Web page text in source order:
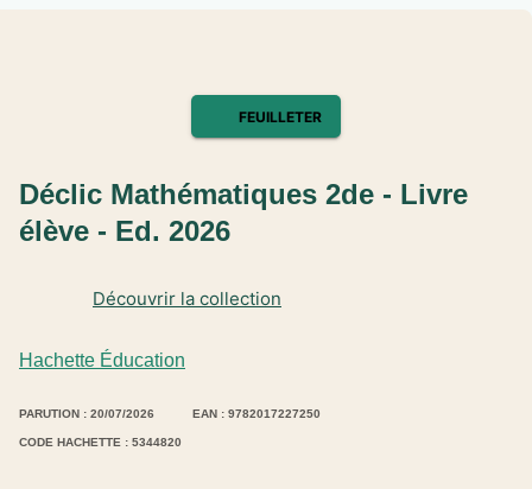
FEUILLETER
Hachette Éducation
Découvrir la collection
Déclic Mathématiques 2de - Livre
élève - Ed. 2026
PARUTION : 20/07/2026 EAN : 9782017227250
CODE HACHETTE : 5344820